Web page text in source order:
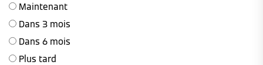
Maintenant
Dans 3 mois
Dans 6 mois
Plus tard